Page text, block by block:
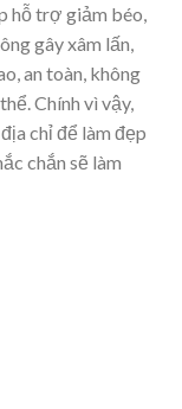
hỗ trợ giảm béo,
gây xâm lấn,
an toàn, không
Chính vì vậy,
chỉ để làm đẹp
chắn sẽ làm